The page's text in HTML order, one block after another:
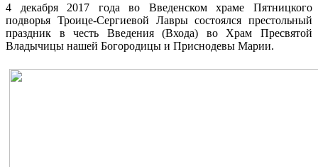
4 декабря 2017 года во Введенском храме Пятницкого
подворья Троице-Сергиевой Лавры состоялся престольный
праздник в честь Введения (Входа) во Храм Пресвятой
Владычицы нашей Богородицы и Приснодевы Марии.